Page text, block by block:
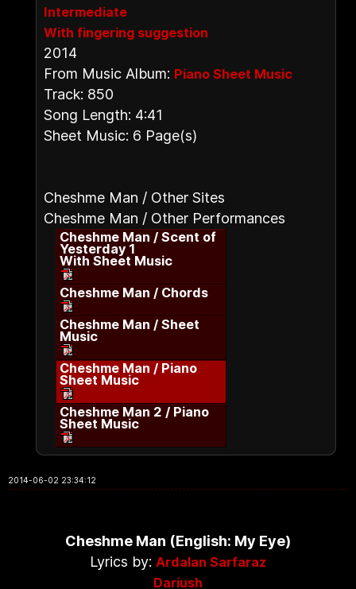
Intermediate
With fingering suggestion
2014
From Music Album: Piano Sheet Music
Track: 850
Song Length: 4:41
Sheet Music: 6 Page(s)
Cheshme Man / Other Sites
Cheshme Man / Other Performances
Cheshme Man / Scent of
Yesterday 1
With Sheet Music
Cheshme Man / Chords
Cheshme Man / Sheet
Music
Cheshme Man / Piano
Sheet Music
Cheshme Man 2 / Piano
Sheet Music
2014-06-02 23:34:12
Cheshme Man (English: My Eye)
Lyrics by: Ardalan Sarfaraz
Dariush